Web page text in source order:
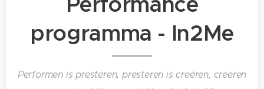
programma - In2Me
Performen is presteren, presteren is creëren, creëren